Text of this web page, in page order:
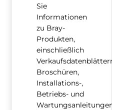
Sie
Informationen
zu Bray-
Produkten,
einschließlich
Verkaufsdatenblättern,
Broschüren,
Installations-,
Betriebs- und
Wartungsanleitungen